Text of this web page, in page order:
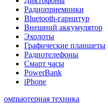
Радиоприемники
Bluetooth-гарнитур
Внешний аккумулятор
Эхолоты
Графические планшеты
Радиотелефоны
Смарт часы
PowerBank
iPhone
омпьютерная техника